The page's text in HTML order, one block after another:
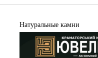
Натуральные камни